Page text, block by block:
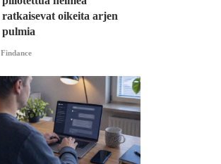
ratkaisevat oikeita arjen
pulmia
Findance